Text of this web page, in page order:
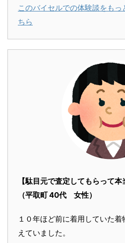
このバイセルでの体験談をもっ
ちら
【駄目元で査定してもらって本
（平取町 40代 女性）
１０年ほど前に着用していた
えていました。